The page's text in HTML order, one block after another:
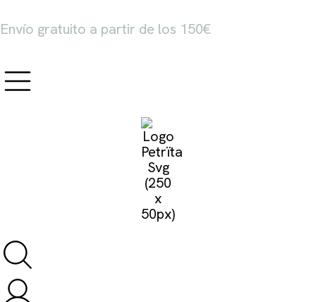
Envío gratuito a partir de los 150€